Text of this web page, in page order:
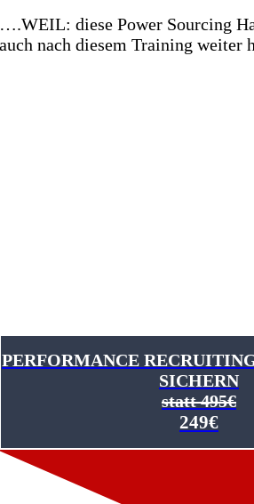
….WEIL: diese Power Sourcing
auch nach diesem Training weiter
PERFORMANCE
SICHERN
statt 495€
249€